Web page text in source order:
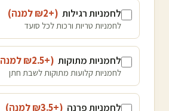
לחמניות רגילות (+₪
2 למנה)
לחמניות טריות ורכות לכל סועד
לחמניות מתוקות (+₪
2.5 למנה
לחמניות קלועות מתוקות לשבת חתן
לחמניות פרנה (+₪
3.5 למנה)